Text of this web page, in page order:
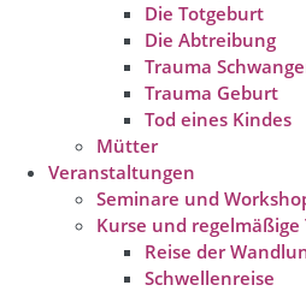
Die Totgeburt
Die Abtreibung
Trauma
Trauma Geburt
Tod eines Kindes
Mütter
Veranstaltungen
Seminare und
Kurse und regelmäßige
Reise der
Schwellenreise